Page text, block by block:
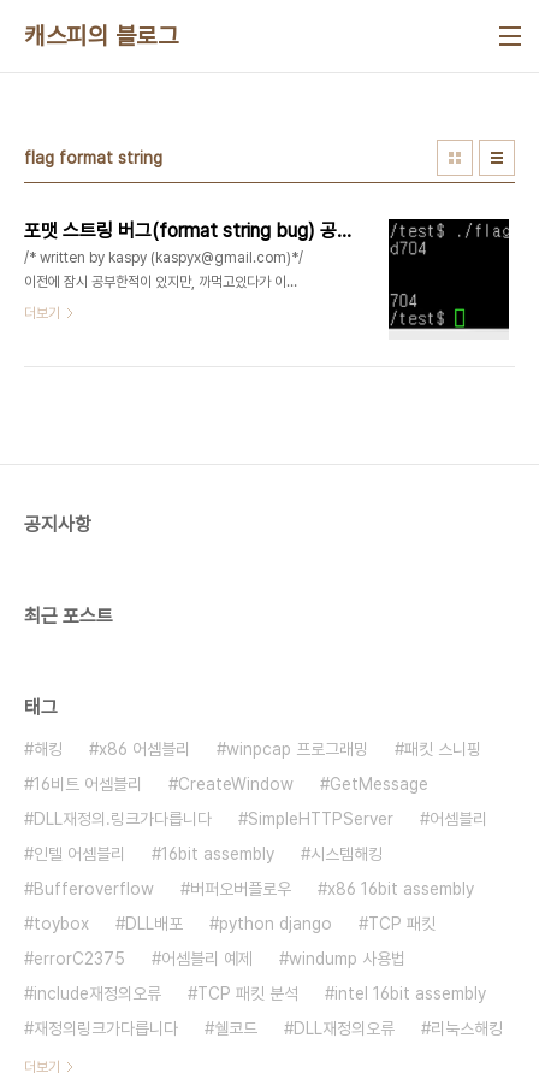
캐스피의 블로그
flag format string
포맷 스트링 버그(format string bug) 공격시에 플래그(flag)사용하기
/* written by kaspy (kaspyx@gmail.com)*/
이전에 잠시 공부한적이 있지만, 까먹고있다가 이참
에 공부해서 정리하게되었다. 포맷 스트링 버그 취약
fno-stack-protector -mpreferred-stack-
더보기
공지사항
최근 포스트
태그
해킹 x86 어셈블리 winpcap 프로그래밍
패킷 스니핑
16비트 어셈블리
CreateWindow
GetMessage
DLL재정의.링크가다릅니다
SimpleHTTPServer
어셈블리
인텔 어셈블리
16bit assembly
시스템해킹
Bufferoverflow
버퍼오버플로우
x86 16bit assembly
toybox
DLL배포 python django
TCP 패킷
errorC2375
어셈블리 예제
windump 사용법
include재정의오류
TCP 패킷 분석
intel 16bit assembly
재정의링크가다릅니다
쉘코드 DLL재정의오류 리눅스해킹
더보기